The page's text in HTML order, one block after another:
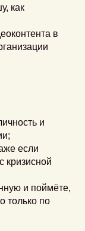
как
в
и
если
кризисной
и поймёте,
только по